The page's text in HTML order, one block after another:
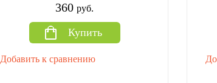
360 руб.
Купить
Добавить к сравнению